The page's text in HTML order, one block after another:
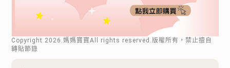
Copyright 2026 .媽媽寶寶All rights reserved.版權所有，禁止擅自
轉貼節錄